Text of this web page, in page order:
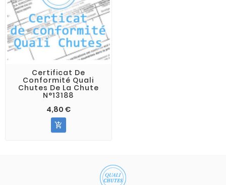
Certificat De
Conformité Quali
Chutes De La Chute
N°13188
4,80 €
